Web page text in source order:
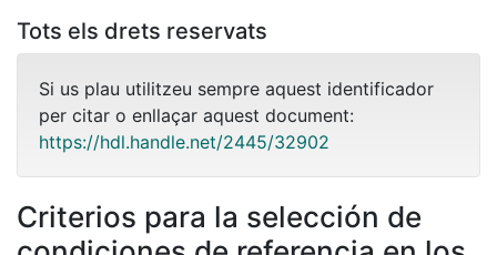
Tots els drets reservats
Si us plau utilitzeu sempre aquest identificador
per citar o enllaçar aquest document:
https://hdl.handle.net/2445/32902
Criterios para la selección de